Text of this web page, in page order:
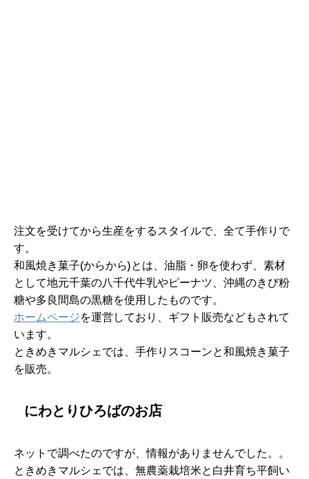
注文を受けてから生産をするスタイルで、全て手作りで
す。
和風焼き菓子(からから)とは、油脂・卵を使わず、素材
として地元千葉の八千代牛乳やピーナツ、沖縄のきび粉
糖や多良間島の黒糖を使用したものです。
ホームページを運営しており、ギフト販売などもされて
います。
ときめきマルシェでは、手作りスコーンと和風焼き菓子
を販売。
にわとりひろばのお店
ネットで調べたのですが、情報がありませんでした。。
ときめきマルシェでは、無農薬栽培米と白井育ち平飼い